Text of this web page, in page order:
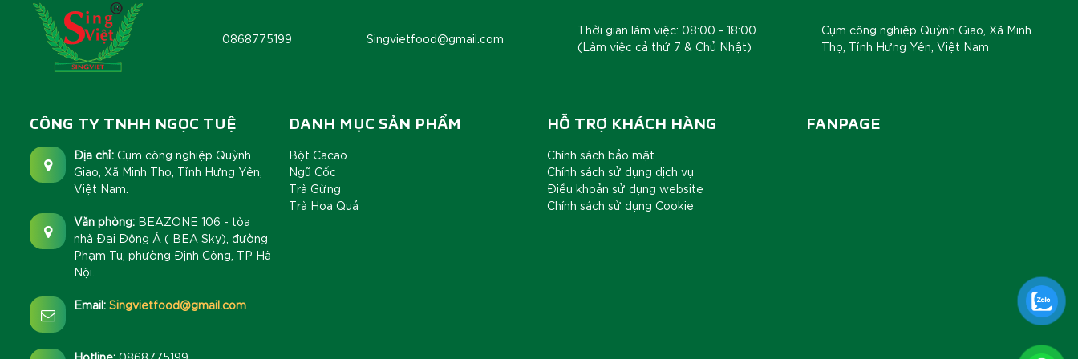
0868775199 Singvietfood@gmail.com
Thời gian làm việc: 08:00 - 18:00
(Làm việc cả thứ 7 & Chủ Nhật)
Cụm công nghiệp Quỳnh Giao, Xã Minh
Thọ, Tỉnh Hưng Yên, Việt Nam
CÔNG TY TNHH NGỌC TUỆ
Địa chỉ: Cụm công nghiệp Quỳnh
Giao, Xã Minh Thọ, Tỉnh Hưng Yên,
Việt Nam.
Văn phòng: BEAZONE 106 - tòa
nhà Đại Đông Á ( BEA Sky), đường
Phạm Tu, phường Định Công, TP Hà
Nội.
Email: Singvietfood@gmail.com
DANH MỤC SẢN PHẨM
Bột Cacao
Ngũ Cốc
Trà Gừng
Trà Hoa Quả
HỖ TRỢ KHÁCH HÀNG
Chính sách bảo mật
Chính sách sử dụng dịch vụ
Điều khoản sử dụng website
Chính sách sử dụng Cookie
FANPAGE